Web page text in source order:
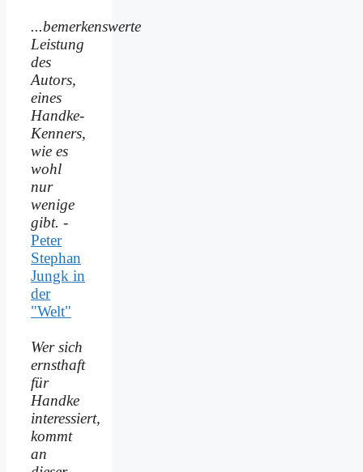
...bemerkenswerte
Leistung
des
Autors,
eines
Handke-
Kenners,
wie es
wohl
nur
wenige
gibt. -
Peter
Stephan
Jungk in
der
"Welt"
Wer sich
ernsthaft
für
Handke
interessiert,
kommt
an